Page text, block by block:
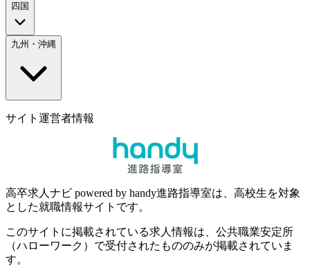
四国
九州・沖縄
サイト運営者情報
高卒求人ナビ powered by handy進路指導室は、高校生を対象
とした就職情報サイトです。
このサイトに掲載されている求人情報は、公共職業安定所
（ハローワーク）で受付されたもののみが掲載されていま
す。